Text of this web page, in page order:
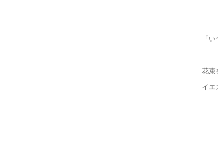
「
花束
イエ